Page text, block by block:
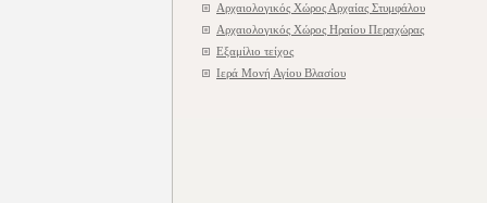
Αρχαιολογικός Χώρος Αρχαίας Στυμφάλου
Αρχαιολογικός Χώρος Ηραίου Περαχώρας
Εξαμίλιο τείχος
Ιερά Μονή Αγίου Βλασίου